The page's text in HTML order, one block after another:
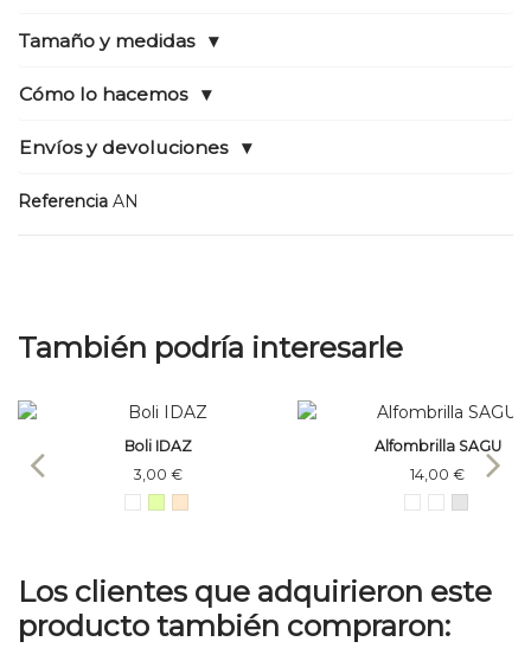
Tamaño y medidas
Cómo lo hacemos
Envíos y devoluciones
Referencia AN
También podría interesarle
Boli IDAZ
3,00 €
Alfombrilla SAGU
14,00 €
Los clientes que adquirieron este
producto también compraron: